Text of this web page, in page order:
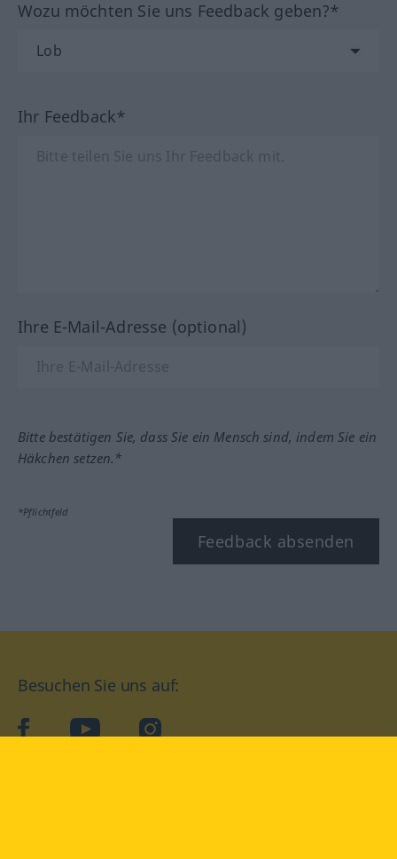
Wozu möchten Sie uns Feedback geben?*
Ihr Feedback*
Ihre E-Mail-Adresse (optional)
Bitte bestätigen Sie, dass Sie ein Mensch sind, indem Sie ein
Häkchen setzen.*
*Pflichtfeld
Feedback absenden
Besuchen Sie uns auf:
facebookYouTube Instagram